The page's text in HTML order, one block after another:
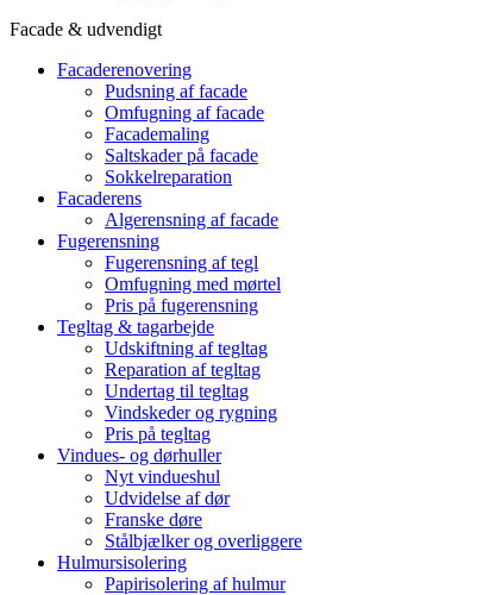
Facade & udvendigt
Facaderenovering
Pudsning af facade
Omfugning af facade
Facademaling
Saltskader på facade
Sokkelreparation
Facaderens
Algerensning af facade
Fugerensning
Fugerensning af tegl
Omfugning med mørtel
Pris på fugerensning
Tegltag & tagarbejde
Udskiftning af tegltag
Reparation af tegltag
Undertag til tegltag
Vindskeder og rygning
Pris på tegltag
Vindues- og dørhuller
Nyt vindueshul
Udvidelse af dør
Franske døre
Stålbjælker og overliggere
Hulmursisolering
Papirisolering af hulmur